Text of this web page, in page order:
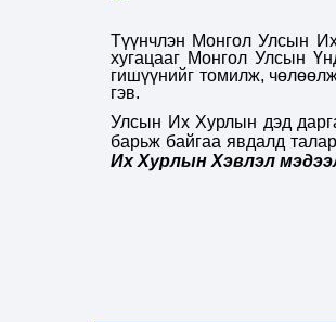
Түүнчлэн Монгол Улсын
хугацааг Монгол Улсын
гишүүнийг томилж,
гэв.
Улсын Их Хурлын дэд
барьж байгаа явдалд
Их Хурлын Хэвлэл